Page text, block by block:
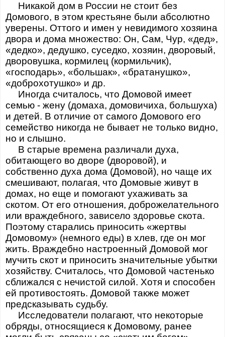
Никакой дом в России не стоит без
Домового, в этом крестьяне были абсолютно
уверены. Оттого и имен у невидимого хозяина
двора и дома множество: Он, Сам, Чур, «дед»,
«дедко», дедушко, суседко, хозяин, дворовый,
дворовушка, кормилец (кормильчик),
«господарь», «большак», «братанушко»,
«доброхотушко» и др.
Иногда считалось, что Домовой имеет
семью - жену (домаха, домовичиха, большуха)
и детей. В отличие от самого Домового его
семейство никогда не бывает не только видно,
но и слышно.
В старые времена различали духа,
обитающего во дворе (дворовой), и
собственно духа дома (Домовой), но чаще их
смешивают, полагая, что Домовые живут в
домах, но еще и помогают ухаживать за
скотом. От его отношения, доброжелательного
или враждебного, зависело здоровье скота.
Поэтому старались приносить «жертвы
Домовому» (немного еды) в хлев, где он мог
жить. Враждебно настроенный Домовой мог
мучить скот и приносить значительные убытки
хозяйству. Считалось, что Домовой частенько
сближался с нечистой силой. Хотя и способен
ей противостоять. Домовой также может
предсказывать судьбу.
Исследователи полагают, что некоторые
обряды, относящиеся к Домовому, ранее